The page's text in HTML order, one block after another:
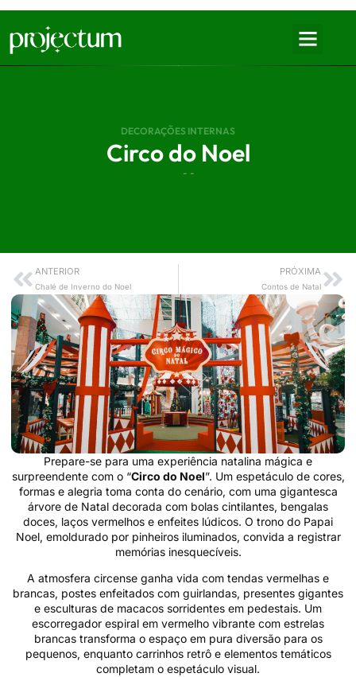
DECORAÇÕES INTERNAS
Circo do Noel
- -
ANTERIOR
Chalé de Inverno do Noel
PRÓXIMA
Contos de Natal
Prepare-se para uma experiência natalina mágica e
surpreendente com o “Circo do Noel”. Um espetáculo de cores,
formas e alegria toma conta do cenário, com uma gigantesca
árvore de Natal decorada com bolas cintilantes, bengalas
doces, laços vermelhos e enfeites lúdicos. O trono do Papai
Noel, emoldurado por pinheiros iluminados, convida a registrar
memórias inesquecíveis.
A atmosfera circense ganha vida com tendas vermelhas e
brancas, postes enfeitados com guirlandas, presentes gigantes
e esculturas de macacos sorridentes em pedestais. Um
escorregador espiral em vermelho vibrante com estrelas
brancas transforma o espaço em pura diversão para os
pequenos, enquanto carrinhos retrô e elementos temáticos
completam o espetáculo visual.